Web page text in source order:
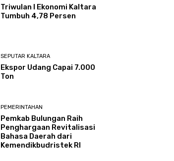
Triwulan I Ekonomi Kaltara
Tumbuh 4,78 Persen
SEPUTAR KALTARA
Ekspor Udang Capai 7.000
Ton
PEMERINTAHAN
Pemkab Bulungan Raih
Penghargaan Revitalisasi
Bahasa Daerah dari
Kemendikbudristek RI